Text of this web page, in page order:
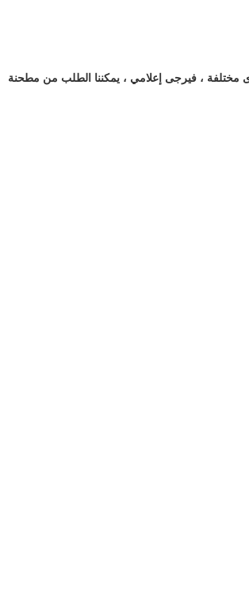
مختلفة ، فيرجى إعلامي ، يمكننا الطلب من مطحنة